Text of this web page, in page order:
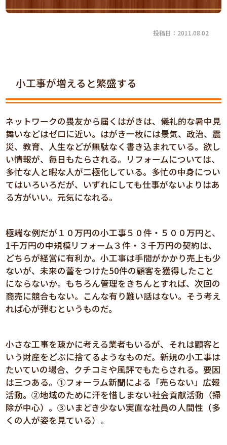
投稿日：2011.08.02
小工事が増えると繁盛する
ネットワークの畏友から届くはがきは、儀礼的な暑中見
舞いなどはゼロに近い。はがき一枚には景気、政治、震
災、教育、人生などが無駄なく書き込まれている。欲し
い情報が、毎日もたらされる。リフォームについては、
多忙な人と暇な人が二極化している。多忙の中身につい
てはいろいろだが、いずれにしても仕事がないよりはあ
る方がいい。元気になれる。
極端な例だが１０万円の小工事５０件・５００万円と、
1千万円の中規模リフォーム３件・３千万円の契約は、
どちらが経営に有利か。小工事は手間がかかり売上も少
ないが、未来の蕾をつけた50件の顧客を獲得したこと
にならないか。もちろん管理をきちんとすれば、次回の
商売に競合もない。こんな有り難い話はない。そう考え
れば心が弾むというものだ。
小さな工事を疎かに考える業者もいるが、それは顧客と
いう財産をどぶに捨てるようなものだ。新規の小工事は
たいていの場合、クチコミや風評でもたらされる。要因
は三つある。①フォーラム新聞による「売らない」広報
活動。②地域のために汗を惜しまない社会貢献活動（掃
除が中心）。③いまどき少ない実直な社員の人間性（多
くの人が姿を見ている）。